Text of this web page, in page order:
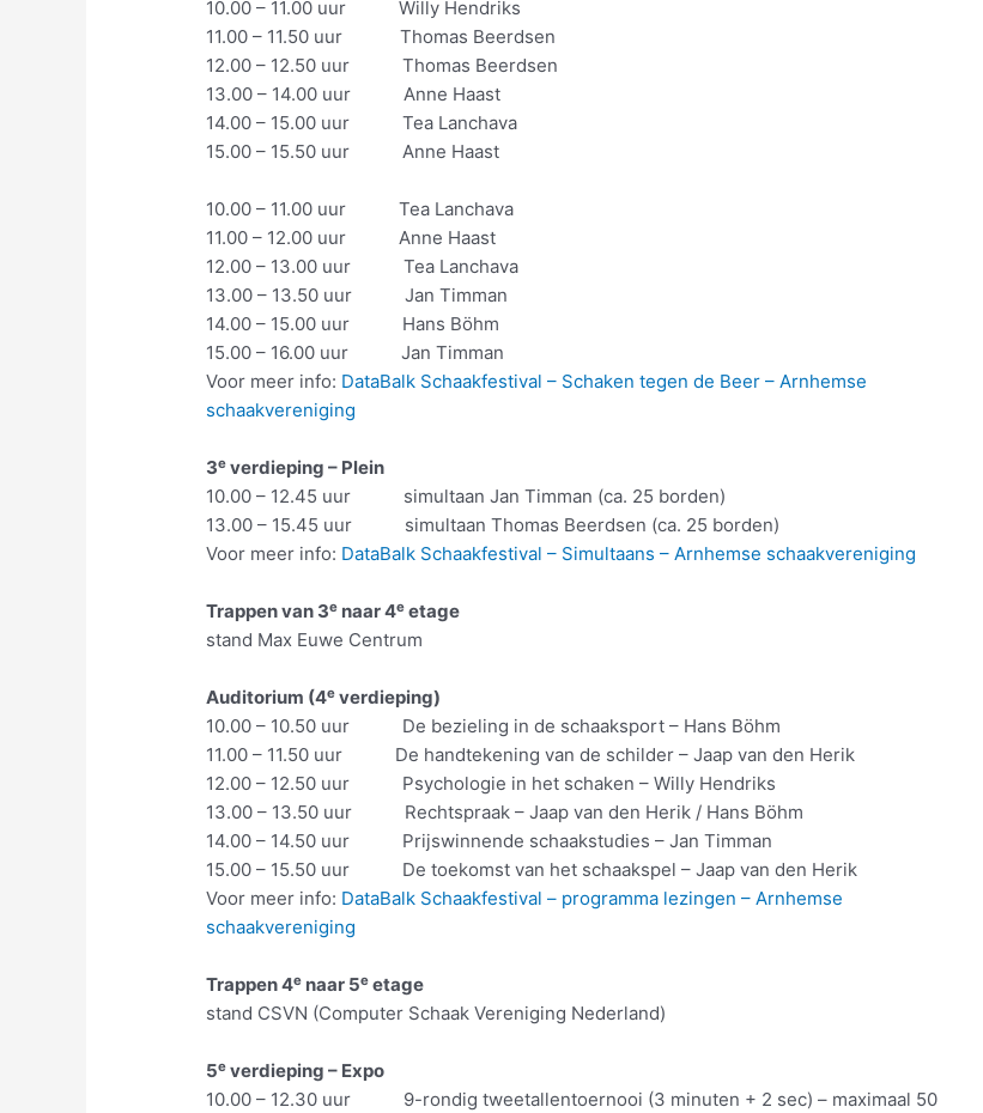
10.00 – 11.00 uur Willy Hendriks
11.00 – 11.50 uur Thomas Beerdsen
12.00 – 12.50 uur Thomas Beerdsen
13.00 – 14.00 uur Anne Haast
14.00 – 15.00 uur Tea Lanchava
15.00 – 15.50 uur Anne Haast
10.00 – 11.00 uur Tea Lanchava
11.00 – 12.00 uur Anne Haast
12.00 – 13.00 uur Tea Lanchava
13.00 – 13.50 uur Jan Timman
14.00 – 15.00 uur Hans Böhm
15.00 – 16.00 uur Jan Timman
Voor meer info: DataBalk Schaakfestival – Schaken tegen de Beer – Arnhemse
schaakvereniging
3e verdieping – Plein
10.00 – 12.45 uur simultaan Jan Timman (ca. 25 borden)
13.00 – 15.45 uur simultaan Thomas Beerdsen (ca. 25 borden)
Voor meer info: DataBalk Schaakfestival – Simultaans – Arnhemse schaakvereniging
Trappen van 3e naar 4e etage
stand Max Euwe Centrum
Auditorium (4e verdieping)
10.00 – 10.50 uur De bezieling in de schaaksport – Hans Böhm
11.00 – 11.50 uur De handtekening van de schilder – Jaap van den Herik
12.00 – 12.50 uur Psychologie in het schaken – Willy Hendriks
13.00 – 13.50 uur Rechtspraak – Jaap van den Herik / Hans Böhm
14.00 – 14.50 uur Prijswinnende schaakstudies – Jan Timman
15.00 – 15.50 uur De toekomst van het schaakspel – Jaap van den Herik
Voor meer info: DataBalk Schaakfestival – programma lezingen – Arnhemse
schaakvereniging
Trappen 4e naar 5e etage
stand CSVN (Computer Schaak Vereniging Nederland)
5e verdieping – Expo
10.00 – 12.30 uur 9-rondig tweetallentoernooi (3 minuten + 2 sec) – maximaal 50